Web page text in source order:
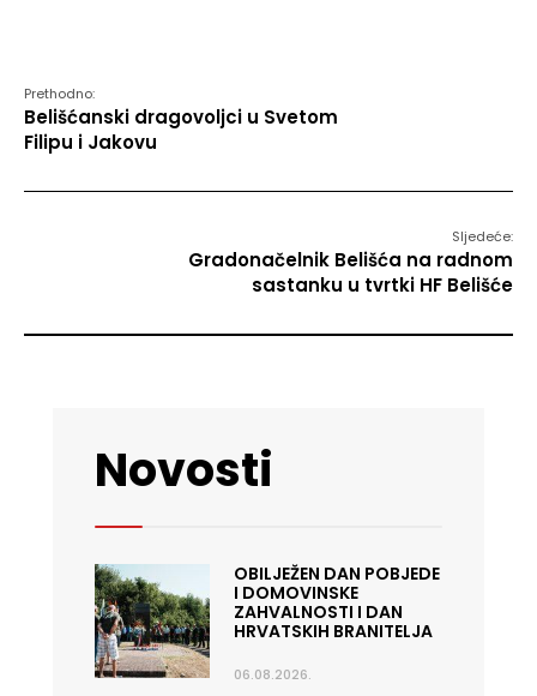
Prethodno:
Belišćanski dragovoljci u Svetom
Filipu i Jakovu
Sljedeće:
Gradonačelnik Belišća na radnom
sastanku u tvrtki HF Belišće
Novosti
OBILJEŽEN DAN POBJEDE
I DOMOVINSKE
ZAHVALNOSTI I DAN
HRVATSKIH BRANITELJA
06.08.2026.